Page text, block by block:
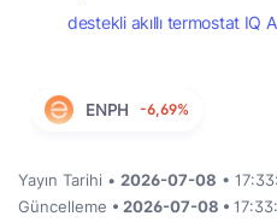
destekli akıllı termostat IQ
ENPH -6,69%
Yayın Tarihi • 2026-07-08 •
Güncelleme • 2026-07-08 •